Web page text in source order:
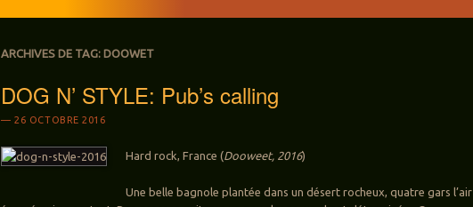
ARCHIVES DE TAG: DOOWET
DOG N’ STYLE: Pub’s calling
26 OCTOBRE 2016
Hard rock, France (Dooweet, 2016)
Une belle bagnole plantée dans un désert rocheux, quatre gars l’air